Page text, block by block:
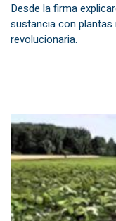
Desde la firma
sustancia con plantas
revolucionaria.